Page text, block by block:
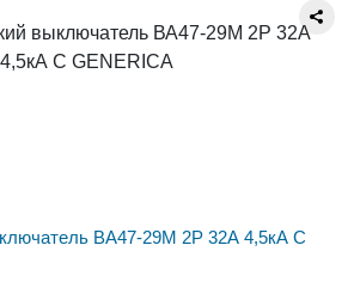
ВА47-29М 2P 32А 4,5кА С